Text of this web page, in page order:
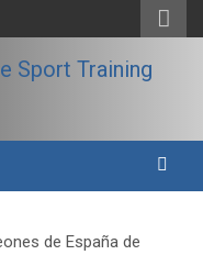
de España de